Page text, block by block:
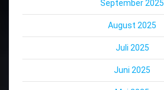
September 2025
August 2025
Juli 2025
Juni 2025